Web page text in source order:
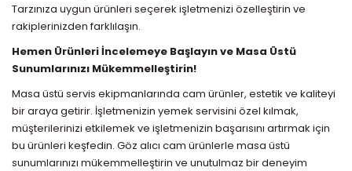
Tarzınıza uygun ürünleri seçerek işletmenizi özelleştirin ve
rakiplerinizden farklılaşın.
Hemen Ürünleri İncelemeye Başlayın ve Masa Üstü
Sunumlarınızı Mükemmelleştirin!
Masa üstü servis ekipmanlarında cam ürünler, estetik ve kaliteyi
bir araya getirir. İşletmenizin yemek servisini özel kılmak,
müşterilerinizi etkilemek ve işletmenizin başarısını artırmak için
bu ürünleri keşfedin. Göz alıcı cam ürünlerle masa üstü
sunumlarınızı mükemmelleştirin ve unutulmaz bir deneyim